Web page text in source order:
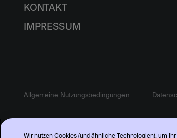
KONTAKT
IMPRESSUM
Allgemeine Nutzungsbedingungen
Wir nutzen Cookies (und ähnliche Technologien), um